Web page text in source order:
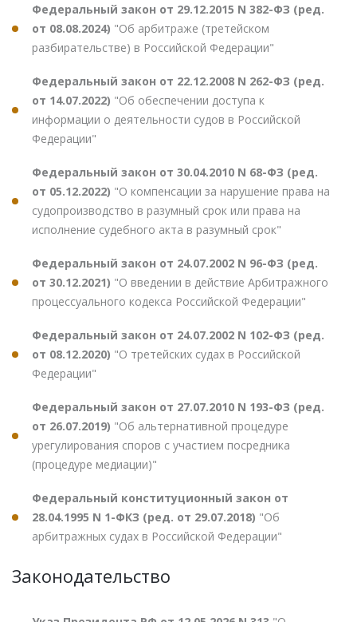
Федеральный закон от 29.12.2015 N 382-ФЗ (ред.
от 08.08.2024) "Об арбитраже (третейском
разбирательстве) в Российской Федерации"
Федеральный закон от 22.12.2008 N 262-ФЗ (ред.
от 14.07.2022) "Об обеспечении доступа к
информации о деятельности судов в Российской
Федерации"
Федеральный закон от 30.04.2010 N 68-ФЗ (ред.
от 05.12.2022) "О компенсации за нарушение права на
судопроизводство в разумный срок или права на
исполнение судебного акта в разумный срок"
Федеральный закон от 24.07.2002 N 96-ФЗ (ред.
от 30.12.2021) "О введении в действие Арбитражного
процессуального кодекса Российской Федерации"
Федеральный закон от 24.07.2002 N 102-ФЗ (ред.
от 08.12.2020) "О третейских судах в Российской
Федерации"
Федеральный закон от 27.07.2010 N 193-ФЗ (ред.
от 26.07.2019) "Об альтернативной процедуре
урегулирования споров с участием посредника
(процедуре медиации)"
Федеральный конституционный закон от
28.04.1995 N 1-ФКЗ (ред. от 29.07.2018) "Об
арбитражных судах в Российской Федерации"
Законодательство